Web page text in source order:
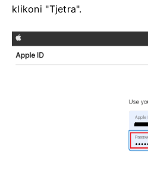
klikoni "Tjetra".